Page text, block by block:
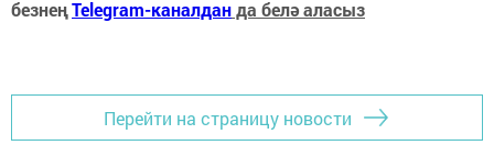
безнеңTelegram-каналданда белә аласыз
Перейти на страницу новости